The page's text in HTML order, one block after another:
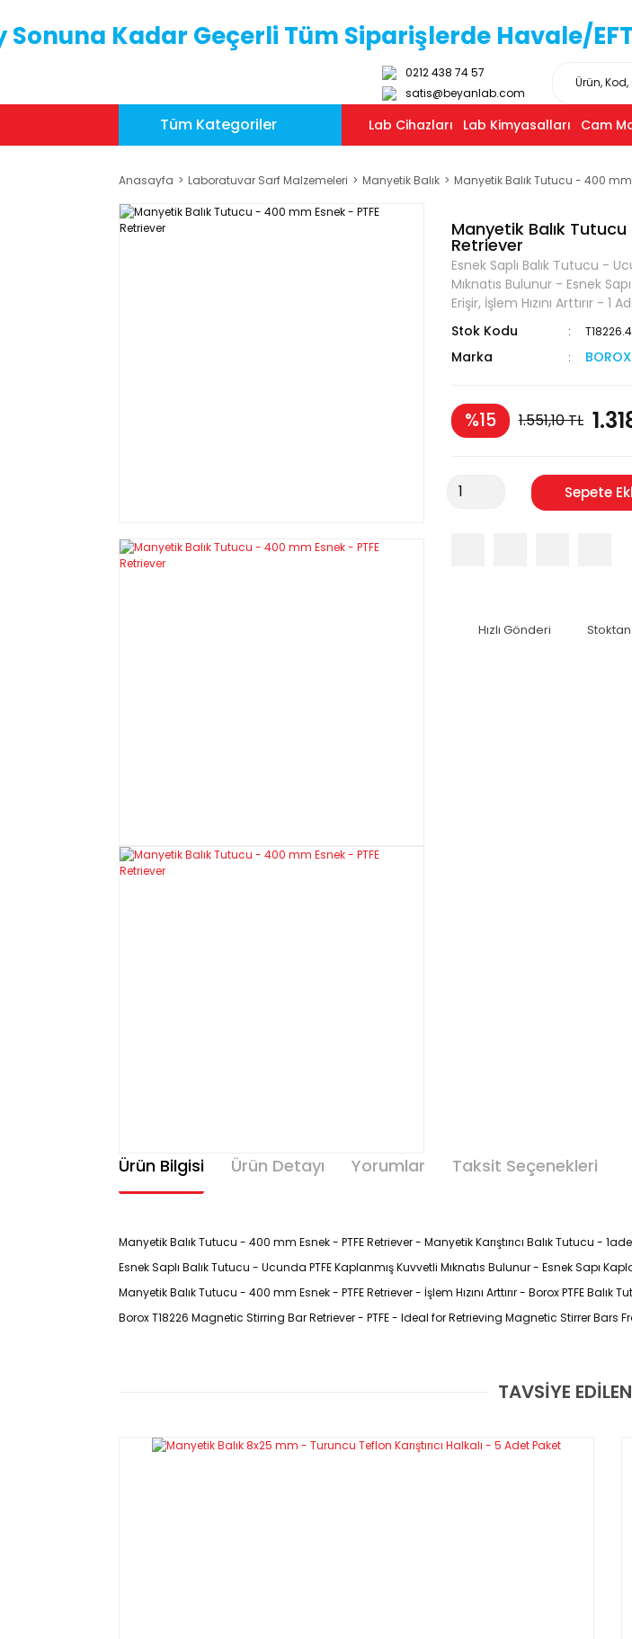
Sonuna Kadar Geçerli Tüm Siparişlerde Havale/
0212 438 74 57
satis@beyanlab.com
Tüm Kategoriler Lab Cihazları Lab Kimyasalları Cam
Anasayfa Laboratuvar Sarf Malzemeleri Manyetik Balık Manyetik Balık Tutucu - 400 mm
Manyetik Balık
Retriever
Esnek Saplı Balık Tutucu -
Mıknatıs Bulunur - Esnek
Erişir, İşlem Hızını Arttırır - 1
Stok Kodu
Marka BOROX
%15 1.551,10 TL
Sepete
Hızlı Gönderi
Ürün Bilgisi Ürün Detayı Yorumlar Taksit Seçenekleri
Manyetik Balık Tutucu - 400 mm Esnek - PTFE Retriever - Manyetik Karıştırıcı Balık Tutucu -
Esnek Saplı Balık Tutucu - Ucunda PTFE Kaplanmış Kuvvetli Mıknatıs Bulunur - Esnek Sapı
Manyetik Balık Tutucu - 400 mm Esnek - PTFE Retriever - İşlem Hızını Arttırır - Borox PTFE Balık
Borox T18226 Magnetic Stirring Bar Retriever - PTFE - Ideal for Retrieving Magnetic Stirrer Bars
Bu ürüne ilk
Özellikleri
TAVSİYE